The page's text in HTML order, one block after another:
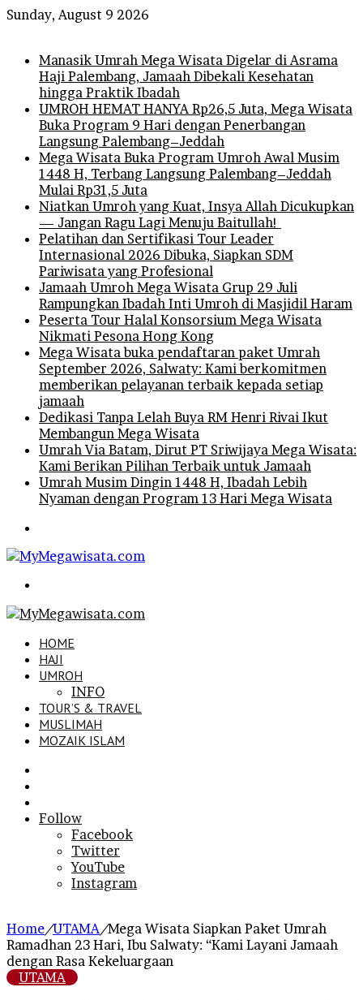
Sunday, August 9 2026
Manasik Umrah Mega Wisata Digelar di Asrama
Haji Palembang, Jamaah Dibekali Kesehatan
hingga Praktik Ibadah
UMROH HEMAT HANYA Rp26,5 Juta, Mega Wisata
Buka Program 9 Hari dengan Penerbangan
Langsung Palembang–Jeddah
Mega Wisata Buka Program Umroh Awal Musim
1448 H, Terbang Langsung Palembang–Jeddah
Mulai Rp31,5 Juta
Niatkan Umroh yang Kuat, Insya Allah Dicukupkan
— Jangan Ragu Lagi Menuju Baitullah!
Pelatihan dan Sertifikasi Tour Leader
Internasional 2026 Dibuka, Siapkan SDM
Pariwisata yang Profesional
Jamaah Umroh Mega Wisata Grup 29 Juli
Rampungkan Ibadah Inti Umroh di Masjidil Haram
Peserta Tour Halal Konsorsium Mega Wisata
Nikmati Pesona Hong Kong
Mega Wisata buka pendaftaran paket Umrah
September 2026, Salwaty: Kami berkomitmen
memberikan pelayanan terbaik kepada setiap
jamaah
Dedikasi Tanpa Lelah Buya RM Henri Rivai Ikut
Membangun Mega Wisata
Umrah Via Batam, Dirut PT Sriwijaya Mega Wisata:
Kami Berikan Pilihan Terbaik untuk Jamaah
Umrah Musim Dingin 1448 H, Ibadah Lebih
Nyaman dengan Program 13 Hari Mega Wisata
HOME
HAJI
UMROH
INFO
TOUR’S & TRAVEL
MUSLIMAH
MOZAIK ISLAM
In
Follow
Facebook
Twitter
YouTube
Instagram
Home/UTAMA/Mega Wisata Siapkan Paket Umrah
Ramadhan 23 Hari, Ibu Salwaty: “Kami Layani Jamaah
dengan Rasa Kekeluargaan
UTAMA